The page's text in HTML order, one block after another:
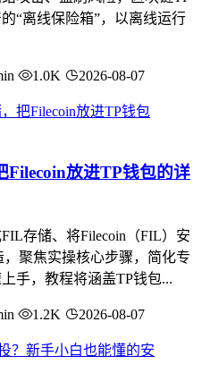
“离线保险箱”，以离线运行
1.0K 2026-08-07
放进TP钱包的详
存储、将Filecoin（FIL）安
聚焦实操核心步骤，简化专
手，教程将涵盖TP钱包...
1.2K 2026-08-07